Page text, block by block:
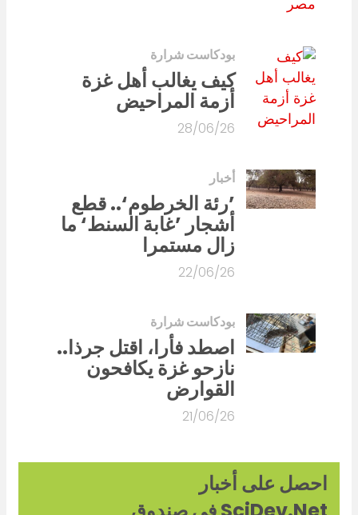
احصل على أخبار
بودكاست شرارة
كيف يغالب أهل غزة
أزمة المراحيض
28/06/26
أخبار
’رئة الخرطوم‘.. قطع
أشجار ’غابة السنط‘ ما
زال مستمرا
22/06/26
بودكاست شرارة
اصطد فأرا، اقتل جرذا..
نازحو غزة يكافحون
القوارض
21/06/26